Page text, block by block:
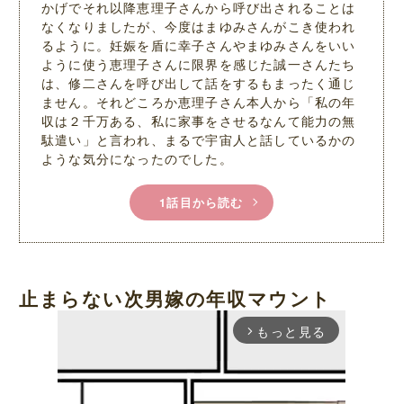
かげでそれ以降恵理子さんから呼び出されることは
なくなりましたが、今度はまゆみさんがこき使われ
るように。妊娠を盾に幸子さんやまゆみさんをいい
ように使う恵理子さんに限界を感じた誠一さんたち
は、修二さんを呼び出して話をするもまったく通じ
ません。それどころか恵理子さん本人から「私の年
収は２千万ある、私に家事をさせるなんて能力の無
駄遣い」と言われ、まるで宇宙人と話しているかの
ような気分になったのでした。
1話目から読む
止まらない次男嫁の年収マウント
arrow_forward_ios もっと見る